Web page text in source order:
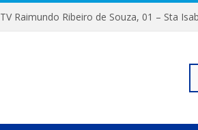
TV Raimundo Ribeiro de Souza, 01 –